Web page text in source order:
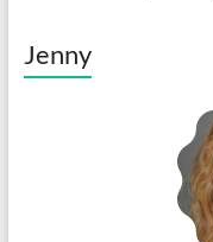
Jenny